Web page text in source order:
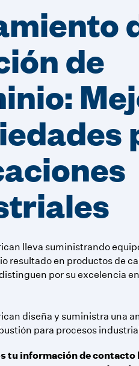
de
lleva suministrando
resultado en productos de
por su excelencia
diseña y suministra una
para procesos
tu información de